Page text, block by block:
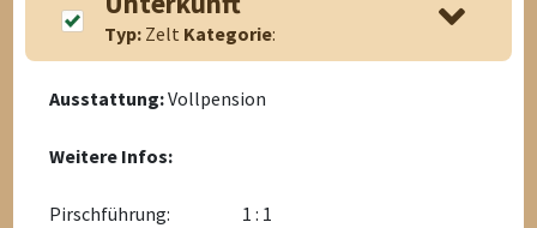
Typ: Zelt Kategorie:
Ausstattung:Vollpension
Weitere Infos:
Pirschführung:
1 : 1